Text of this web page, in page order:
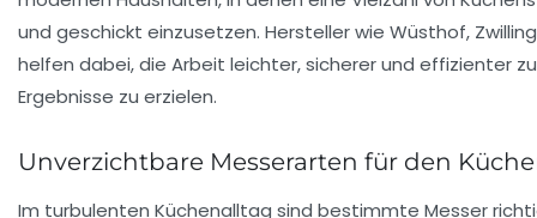
und geschickt einzusetzen. Hersteller wie Wüsthof,
helfen dabei, die Arbeit leichter, sicherer und effizienter
Ergebnisse zu erzielen.
Unverzichtbare Messerarten für den
Im turbulenten Küchenalltag sind bestimmte Messer